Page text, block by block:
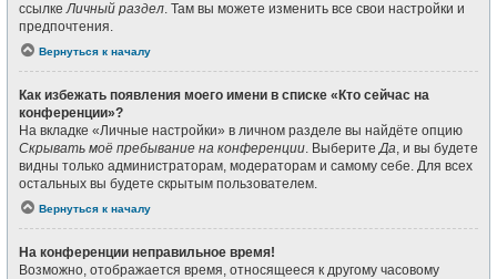
ссылкеЛичный раздел. Там вы можете изменить все свои настройки и
предпочтения.
Вернуться к началу
Как избежать появления моего имени в списке «Кто сейчас на
конференции»?
На вкладке «Личные настройки» в личном разделе вы найдёте опцию
Скрывать моё пребывание на конференции. ВыберитеДа, и вы будете
видны только администраторам, модераторам и самому себе. Для всех
остальных вы будете скрытым пользователем.
Вернуться к началу
На конференции неправильное время!
Возможно, отображается время, относящееся к другому часовому